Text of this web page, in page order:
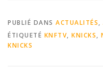
PUBLIÉ DANS ACTUALITÉS,
ÉTIQUETÉ KNFTV, KNICKS,
KNICKS